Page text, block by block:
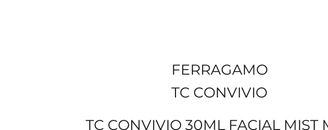
FERRAGAMO
TC CONVIVIO
TC CONVIVIO 30ML FACIAL MIST